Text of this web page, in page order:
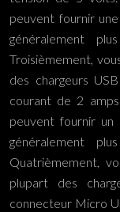
peuvent fournir
généralement
Troisièmement,
des chargeurs
courant de 2
peuvent fournir un
généralement
Quatrièmement,
plupart des
connecteur Micro